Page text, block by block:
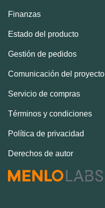
Finanzas
Estado del producto
Gestión de pedidos
Comunicación del proyecto
Servicio de compras
Términos y condiciones
Política de privacidad
Derechos de autor